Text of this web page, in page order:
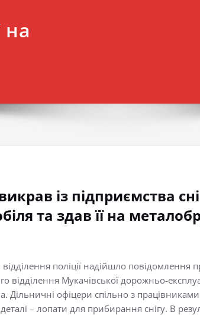
на
із підприємства
та здав її на
поліції надійшло повідомлення
відділення Мукачівської дорожньо-
Дільничні офіцери спільно з працівниками
– лопати для прибирання снігу. В